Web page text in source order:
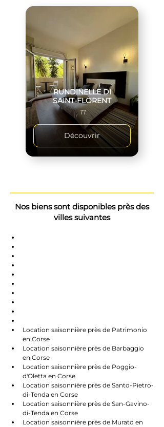
RUNDINELLE DI
SAINT-FLORENT
T1
Découvrir
Nos biens sont disponibles près des
villes suivantes
Location saisonnière près de Patrimonio
en Corse
Location saisonnière près de Barbaggio
en Corse
Location saisonnière près de Poggio-
d'Oletta en Corse
Location saisonnière près de Santo-Pietro-
di-Tenda en Corse
Location saisonnière près de San-Gavino-
di-Tenda en Corse
Location saisonnière près de Murato en